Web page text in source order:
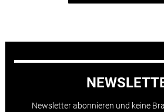
Newsletter abonnieren und keine